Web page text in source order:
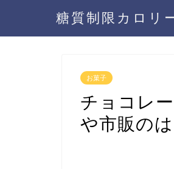
糖質制限カロリ
お菓子
チョコレ
や市販のは